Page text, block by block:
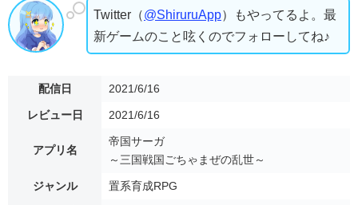
Twitter（@ShiruruApp）もやってるよ。最
新ゲームのこと呟くのでフォローしてね♪
配信日 2021/6/16
レビュー日 2021/6/16
アプリ名
帝国サーガ
～三国戦国ごちゃまぜの乱世～
ジャンル 置系育成RPG